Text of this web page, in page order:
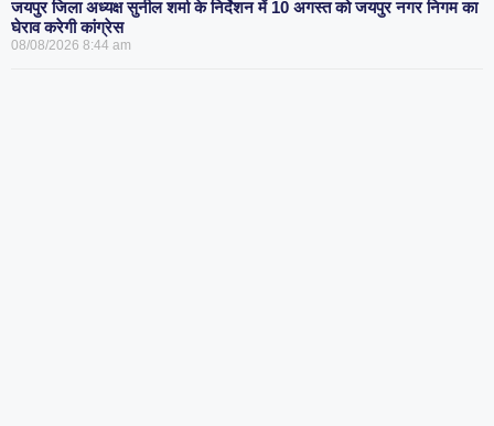
जयपुर जिला अध्यक्ष सुनील शर्मा के निर्देशन में 10 अगस्त को जयपुर नगर निगम का
घेराव करेगी कांग्रेस
08/08/2026 8:44 am